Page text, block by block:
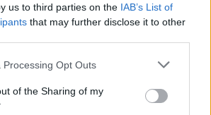
us to third parties on the IAB’s List of
that may further disclose it to other
Processing Opt Outs
of the Sharing of my